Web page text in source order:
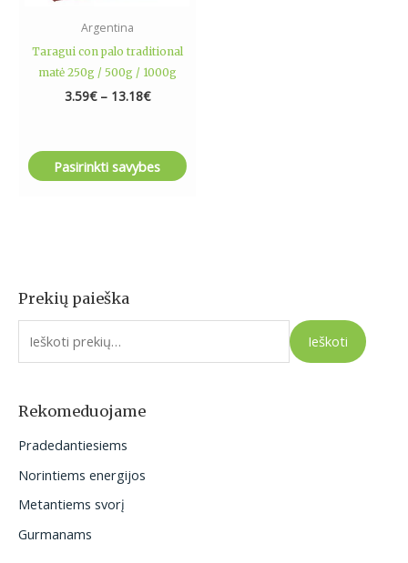
Prekių paieška
I
e
o
:
Ieškoti
Rekomeduojame
Pradedantiesiems
Norintiems energijos
Metantiems svorį
Gurmanams
Argentina
Taragui con palo traditional
matė 250g / 500g / 1000g
3.59€ – 13.18€
Pasirinkti savybes
page